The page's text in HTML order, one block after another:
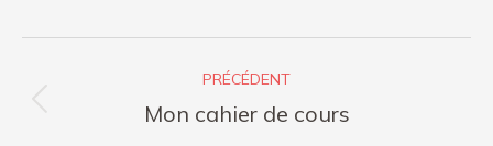
PRÉCÉDENT
Article
Mon cahier de cours